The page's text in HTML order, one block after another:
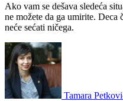
Ako vam se dešava sledeća
ne možete da ga umirite. Deca
neće sećati ničega.
Tamara